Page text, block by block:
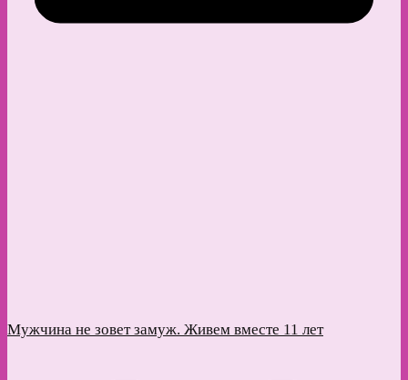
Мужчина не зовет замуж. Живем вместе 11 лет